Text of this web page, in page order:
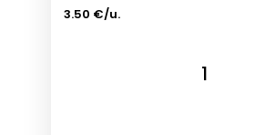
3.50 €/u.